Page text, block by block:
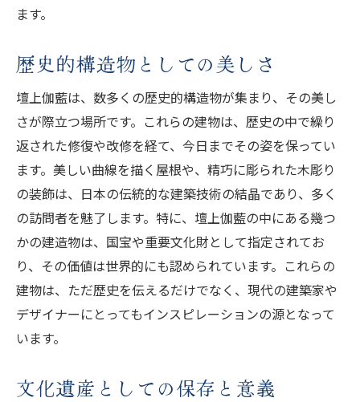
ます。
歴史的構造物としての美しさ
壇上伽藍は、数多くの歴史的構造物が集まり、その美し
さが際立つ場所です。これらの建物は、歴史の中で繰り
返された修復や改修を経て、今日までその姿を保ってい
ます。美しい曲線を描く屋根や、精巧に彫られた木彫り
の装飾は、日本の伝統的な建築技術の結晶であり、多く
の訪問者を魅了します。特に、壇上伽藍の中にある幾つ
かの建造物は、国宝や重要文化財として指定されてお
り、その価値は世界的にも認められています。これらの
建物は、ただ歴史を伝えるだけでなく、現代の建築家や
デザイナーにとってもインスピレーションの源となって
います。
文化遺産としての保存と意義